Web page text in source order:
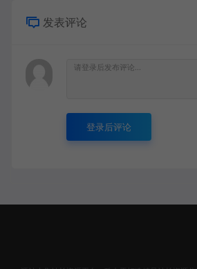
发表评论
登录后评论